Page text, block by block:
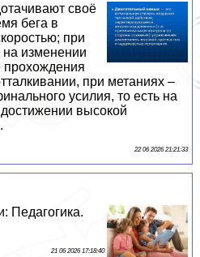
своё
бега в
при
изменении
прохождения
при метаниях –
усилия, то есть на
высокой
22 06 2026 21:21:33
Педагогика.
21 06 2026 17:18:40